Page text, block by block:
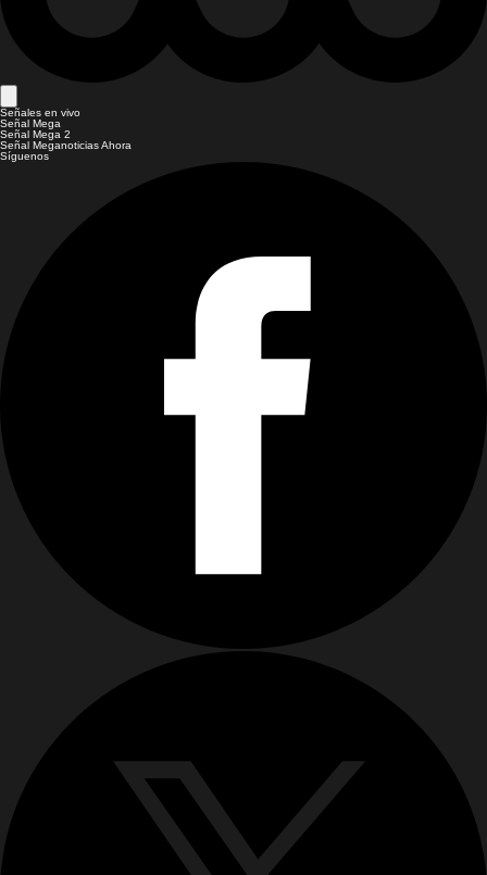
Señales en vivo
Señal Mega
Señal Mega 2
Señal Meganoticias Ahora
Síguenos